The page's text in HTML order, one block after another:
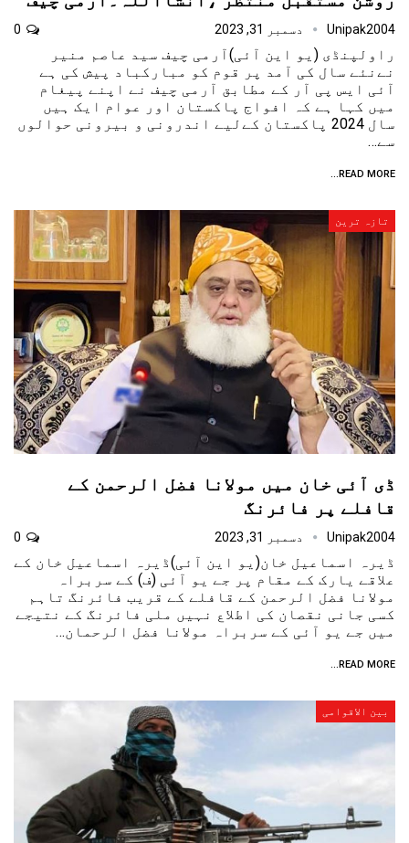
Unipak2004 دسمبر 31, 2023
راولپنڈی (یو این آئی)آرمی چیف سید عاصم منیر
نےنئے سال کی آمد پر قوم کو مبارکباد پیش کی ہے
آئی ایس پی آر کے مطابق آرمی چیف نے اپنے پیغام
میں کہا ہے کہ افواج پاکستان اور عوام ایک ہیں
سال 2024 پاکستان کےلیے اندرونی و بیرونی حوالوں
سے…
READ MORE...
تازہ ترین
ڈی آئی خان میں مولانا فضل الرحمن کے
قافلے پر فائرنگ
Unipak2004 دسمبر 31, 2023
ڈیرہ اسماعیل خان(یو این آئی)ڈیرہ اسماعیل خان کے
علاقے یارک کے مقام پر جے یو آئی (ف) کے سربراہ
مولانا فضل الرحمن کے قافلے کے قریب فائرنگ تاہم
کسی جانی نقصان کی اطلاع نہیں ملی فائرنگ کے نتیجے
میں جے یو آئی کے سربراہ مولانا فضل الرحمان…
READ MORE...
بین الاقوامی